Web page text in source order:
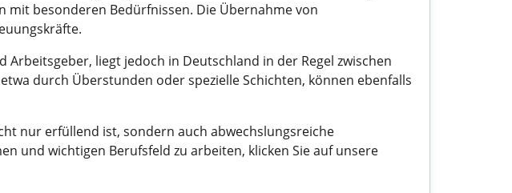
besonderen Bedürfnissen. Die Übernahme von
liegt jedoch in Deutschland in der Regel zwischen
durch Überstunden oder spezielle Schichten, können ebenfalls
nur erfüllend ist, sondern auch abwechslungsreiche
und wichtigen Berufsfeld zu arbeiten, klicken Sie auf unsere